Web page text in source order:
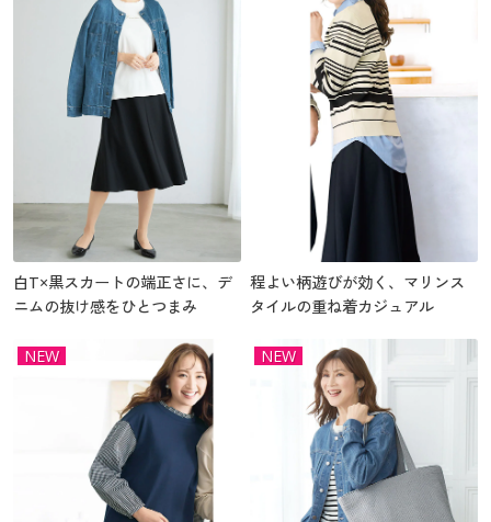
白T×黒スカートの端正さに、デ
ニムの抜け感をひとつまみ
程よい柄遊びが効く、マリンス
タイルの重ね着カジュアル
NEW NEW